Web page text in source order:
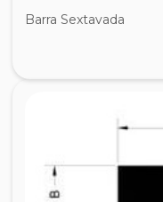
Barra Sextavada